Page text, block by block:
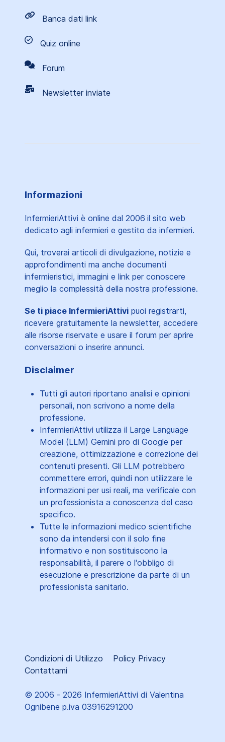
Banca dati link
Quiz online
Forum
Newsletter inviate
Informazioni
InfermieriAttivi è online dal 2006 il sito web
dedicato agli infermieri e gestito da infermieri.
Qui, troverai articoli di divulgazione, notizie e
approfondimenti ma anche documenti
infermieristici, immagini e link per conoscere
meglio la complessità della nostra professione.
Se ti piace InfermieriAttivi puoi registrarti,
ricevere gratuitamente la newsletter, accedere
alle risorse riservate e usare il forum per aprire
conversazioni o inserire annunci.
Disclaimer
Tutti gli autori riportano analisi e opinioni
personali, non scrivono a nome della
professione.
InfermieriAttivi utilizza il Large Language
Model (LLM) Gemini pro di Google per
creazione, ottimizzazione e correzione dei
contenuti presenti. Gli LLM potrebbero
commettere errori, quindi non utilizzare le
informazioni per usi reali, ma verificale con
un professionista a conoscenza del caso
specifico.
Tutte le informazioni medico scientifiche
sono da intendersi con il solo fine
informativo e non sostituiscono la
responsabilità, il parere o l'obbligo di
esecuzione e prescrizione da parte di un
professionista sanitario.
Condizioni di Utilizzo
Policy Privacy
Contattami
© 2006 - 2026 InfermieriAttivi di Valentina
Ognibene p.iva 03916291200